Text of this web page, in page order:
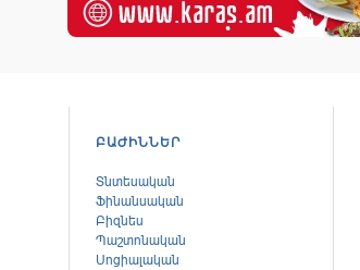
ԲԱԺԻՆՆԵՐ
Տնտեսական
Ֆինանսական
Բիզնես
Պաշտոնական
Սոցիալական